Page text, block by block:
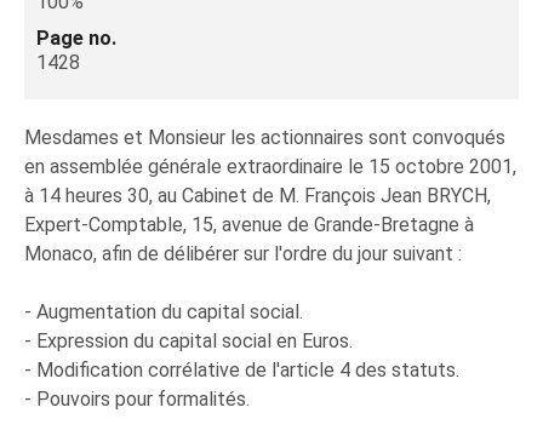
Page no.
1428
Mesdames et Monsieur les actionnaires sont convoqués
en assemblée générale extraordinaire le 15 octobre 2001,
à 14 heures 30, au Cabinet de M. François Jean BRYCH,
Expert-Comptable, 15, avenue de Grande-Bretagne à
Monaco, afin de délibérer sur l'ordre du jour suivant :
- Augmentation du capital social.
- Expression du capital social en Euros.
- Modification corrélative de l'article 4 des statuts.
- Pouvoirs pour formalités.